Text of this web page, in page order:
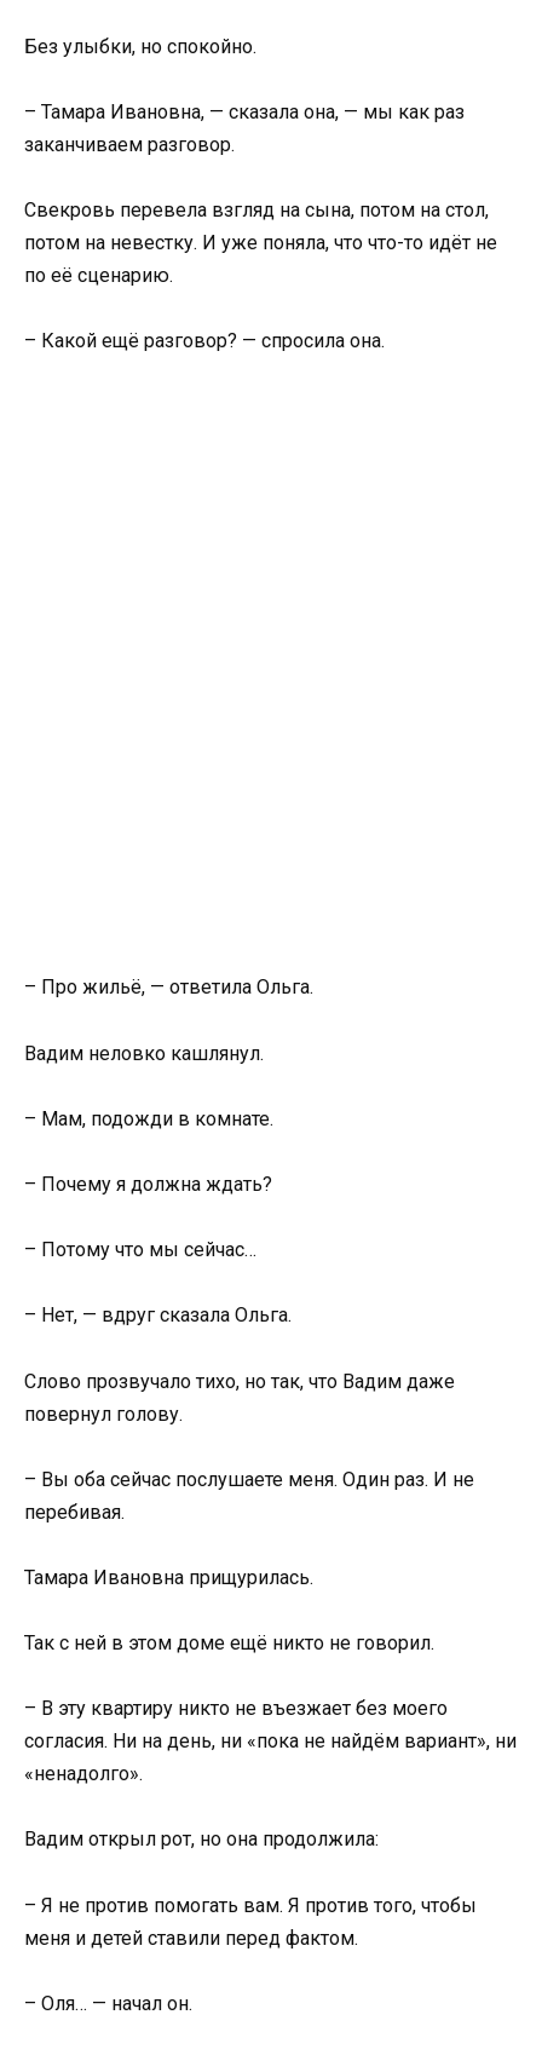
Без улыбки, но спокойно.
– Тамара Ивановна, — сказала она, — мы как раз
заканчиваем разговор.
Свекровь перевела взгляд на сына, потом на стол,
потом на невестку. И уже поняла, что что-то идёт не
по её сценарию.
– Какой ещё разговор? — спросила она.
– Про жильё, — ответила Ольга.
Вадим неловко кашлянул.
– Мам, подожди в комнате.
– Почему я должна ждать?
– Потому что мы сейчас…
– Нет, — вдруг сказала Ольга.
Слово прозвучало тихо, но так, что Вадим даже
повернул голову.
– Вы оба сейчас послушаете меня. Один раз. И не
перебивая.
Тамара Ивановна прищурилась.
Так с ней в этом доме ещё никто не говорил.
– В эту квартиру никто не въезжает без моего
согласия. Ни на день, ни «пока не найдём вариант», ни
«ненадолго».
Вадим открыл рот, но она продолжила:
– Я не против помогать вам. Я против того, чтобы
меня и детей ставили перед фактом.
– Оля… — начал он.